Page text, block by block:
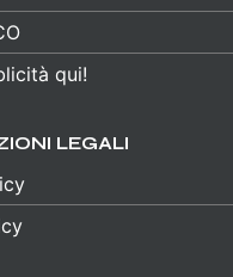
qui!
LEGALI